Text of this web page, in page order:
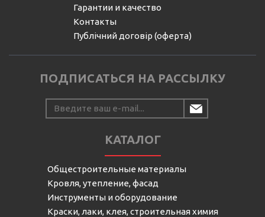
Гарантии и качество
Контакты
Публічний договір (оферта)
ПОДПИСАТЬСЯ НА РАССЫЛКУ
КАТАЛОГ
Общестроительные материалы
Кровля, утепление, фасад
Инструменты и оборудование
Краски, лаки, клея, строительная химия